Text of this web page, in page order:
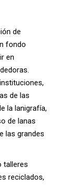
de
fondo
en
de las
la lanigrafía,
de lanas
las grandes
talleres
reciclados,